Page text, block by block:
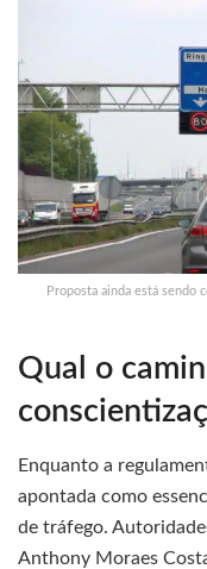
Proposta ainda está
Qual o
Enquanto a
apontada como
de tráfego.
Anthony Moraes